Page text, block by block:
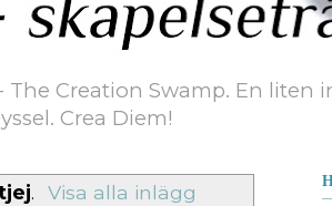
Creation Swamp. En liten
Crea Diem!
. Visa alla inlägg